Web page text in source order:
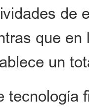
de
que
un
tecnología